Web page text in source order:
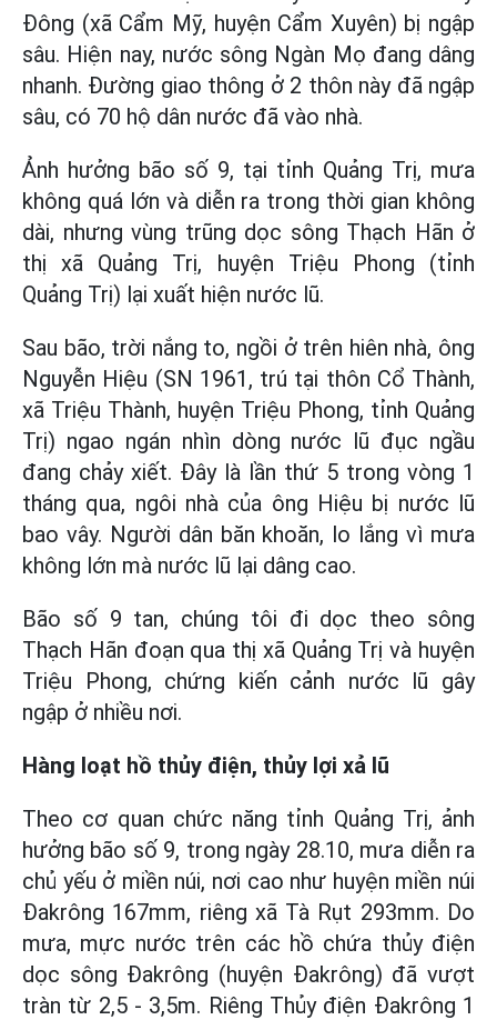
Đông (xã Cẩm Mỹ, huyện Cẩm Xuyên) bị ngập
sâu. Hiện nay, nước sông Ngàn Mọ đang dâng
nhanh. Đường giao thông ở 2 thôn này đã ngập
sâu, có 70 hộ dân nước đã vào nhà.
Ảnh hưởng bão số 9, tại tỉnh Quảng Trị, mưa
không quá lớn và diễn ra trong thời gian không
dài, nhưng vùng trũng dọc sông Thạch Hãn ở
thị xã Quảng Trị, huyện Triệu Phong (tỉnh
Quảng Trị) lại xuất hiện nước lũ.
Sau bão, trời nắng to, ngồi ở trên hiên nhà, ông
Nguyễn Hiệu (SN 1961, trú tại thôn Cổ Thành,
xã Triệu Thành, huyện Triệu Phong, tỉnh Quảng
Trị) ngao ngán nhìn dòng nước lũ đục ngầu
đang chảy xiết. Đây là lần thứ 5 trong vòng 1
tháng qua, ngôi nhà của ông Hiệu bị nước lũ
bao vây. Người dân băn khoăn, lo lắng vì mưa
không lớn mà nước lũ lại dâng cao.
Bão số 9 tan, chúng tôi đi dọc theo sông
Thạch Hãn đoạn qua thị xã Quảng Trị và huyện
Triệu Phong, chứng kiến cảnh nước lũ gây
ngập ở nhiều nơi.
Hàng loạt hồ thủy điện, thủy lợi xả lũ
Theo cơ quan chức năng tỉnh Quảng Trị, ảnh
hưởng bão số 9, trong ngày 28.10, mưa diễn ra
chủ yếu ở miền núi, nơi cao như huyện miền núi
Đakrông 167mm, riêng xã Tà Rụt 293mm. Do
mưa, mực nước trên các hồ chứa thủy điện
dọc sông Đakrông (huyện Đakrông) đã vượt
tràn từ 2,5 - 3,5m. Riêng Thủy điện Đakrông 1